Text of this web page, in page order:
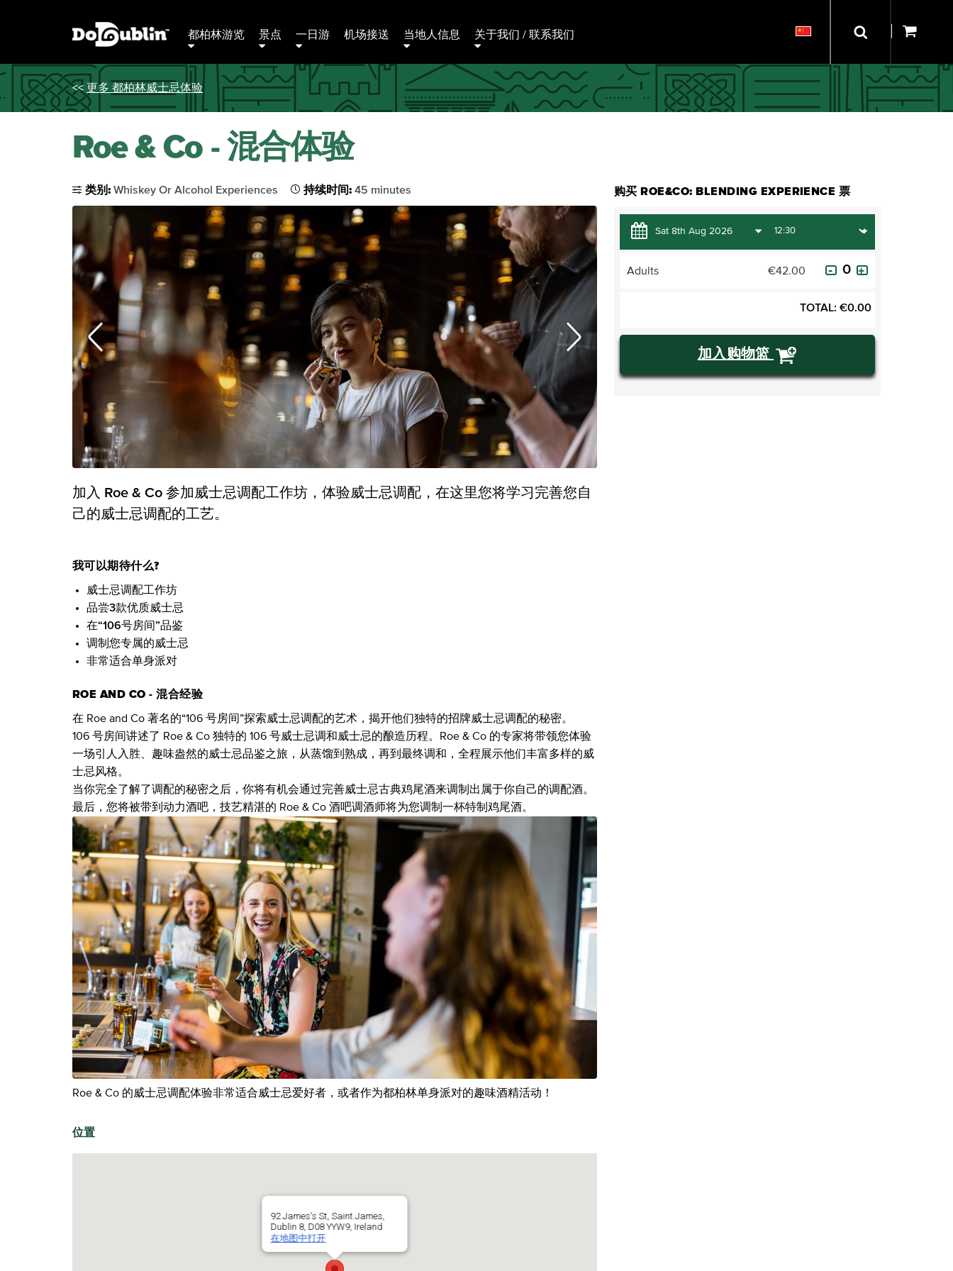
都柏林游览 景点 一日游 机场接送 当地人信息 关于我们 / 联系我们
<< 更多 都柏林威士忌体验
Roe & Co - 混合体验
类别: Whiskey Or Alcohol Experiences 持续时间: 45 minutes
加入 Roe & Co 参加威士忌调配工作坊，体验威士忌调配，在这里您将学习完善您自
己的威士忌调配的工艺。
我可以期待什么?
威士忌调配工作坊
品尝3款优质威士忌
在“106号房间”品鉴
调制您专属的威士忌
非常适合单身派对
ROE AND CO - 混合经验
在 Roe and Co 著名的“106 号房间”探索威士忌调配的艺术，揭开他们独特的招牌威士忌调配的秘密。
106 号房间讲述了 Roe & Co 独特的 106 号威士忌调和威士忌的酿造历程。Roe & Co 的专家将带领您体验
一场引人入胜、趣味盎然的威士忌品鉴之旅，从蒸馏到熟成，再到最终调和，全程展示他们丰富多样的威
士忌风格。
当你完全了解了调配的秘密之后，你将有机会通过完善威士忌古典鸡尾酒来调制出属于你自己的调配酒。
最后，您将被带到动力酒吧，技艺精湛的 Roe & Co 酒吧调酒师将为您调制一杯特制鸡尾酒。
Roe & Co 的威士忌调配体验非常适合威士忌爱好者，或者作为都柏林单身派对的趣味酒精活动！
位置
92 James's St, Saint James,
Dublin 8, D08 YYW9, Ireland
在地图中打开
购买 ROE&CO: BLENDING EXPERIENCE 票
Adults €42.00
TOTAL: €0.00
加入购物篮